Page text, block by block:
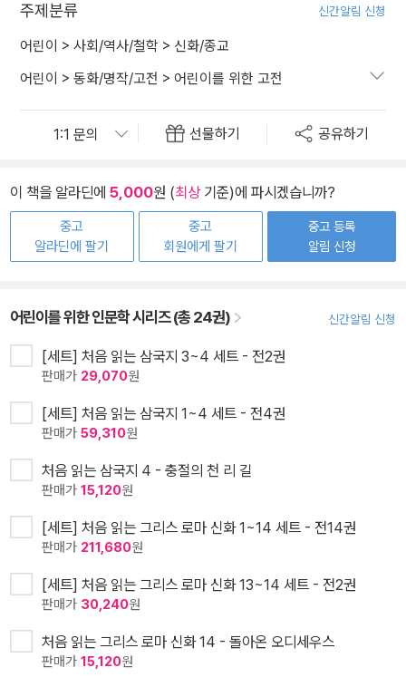
주제분류 신간알림 신청
어린이 > 사회/역사/철학 > 신화/종교
어린이 > 동화/명작/고전 > 어린이를 위한 고전
선물하기 공유하기
이 책을 알라딘에 5,000원 (최상기준)에 파시겠습니까?
중고
알라딘에 팔기
중고
회원에게 팔기
중고 등록
알림 신청
어린이를 위한 인문학 시리즈 (총 24권) 신간알림 신청
[세트] 처음 읽는 삼국지 3~4 세트 - 전2권
판매가 29,070원
[세트] 처음 읽는 삼국지 1~4 세트 - 전4권
판매가 59,310원
처음 읽는 삼국지 4 - 충절의 천 리 길
판매가 15,120원
[세트] 처음 읽는 그리스 로마 신화 1~14 세트 - 전14권
판매가 211,680원
[세트] 처음 읽는 그리스 로마 신화 13~14 세트 - 전2권
판매가 30,240원
처음 읽는 그리스 로마 신화 14 - 돌아온 오디세우스
판매가 15,120원